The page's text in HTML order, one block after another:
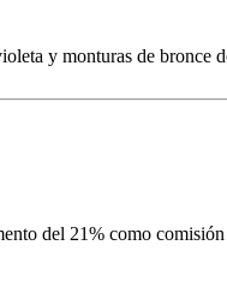
y monturas de bronce
del 21% como